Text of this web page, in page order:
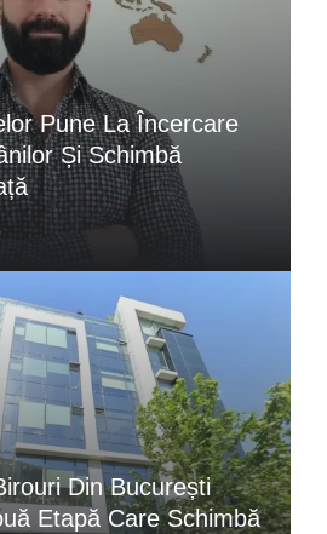
Pune La Încercare
Și Schimbă
Din București
Etapă Care Schimbă